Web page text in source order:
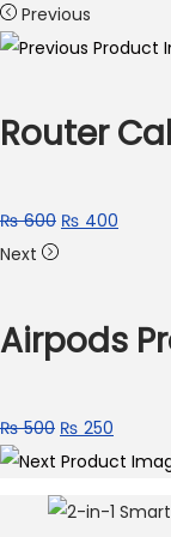
Previous
Router
₨600 Original
₨ 600.
₨ 400
₨ 400.
Next
Airpods
₨500 Original
price
was:
₨ 250
price